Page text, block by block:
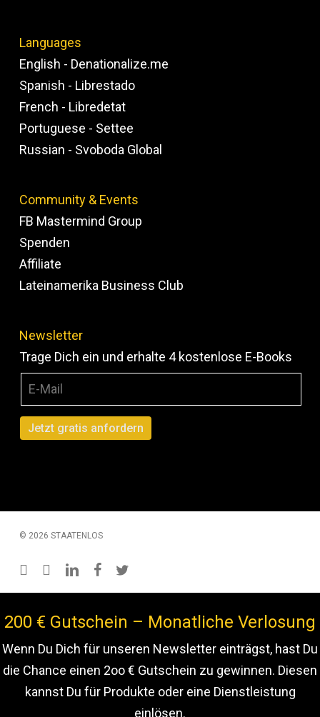
Languages
English - Denationalize.me
Spanish - Librestado
French - Libredetat
Portuguese - Settee
Russian - Svoboda Global
Community & Events
FB Mastermind Group
Spenden
Affiliate
Lateinamerika Business Club
Newsletter
Trage Dich ein und erhalte 4 kostenlose E-Books
© 2026 STAATENLOS
instagramyoutubelinkedinfacebook
twitter
200 € Gutschein – Monatliche Verlosung
Wenn Du Dich für unseren Newsletter einträgst, hast Du
die Chance einen 2oo € Gutschein zu gewinnen. Diesen
kannst Du für Produkte oder eine Dienstleistung
einlösen.